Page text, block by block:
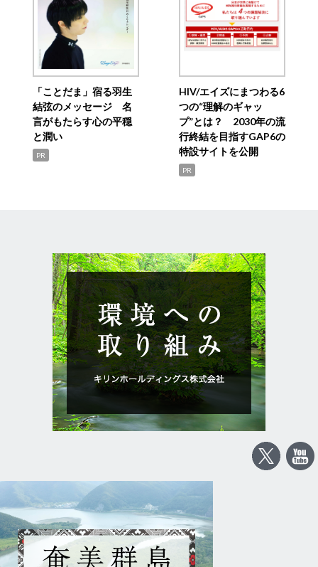
「ことだま」宿る羽生
結弦のメッセージ 名
言がもたらす心の平穏
と潤い
PR
HIV/エイズにまつわる6
つの“理解のギャッ
プ”とは？ 2030年の流
行終結を目指すGAP6の
特設サイトを公開
PR